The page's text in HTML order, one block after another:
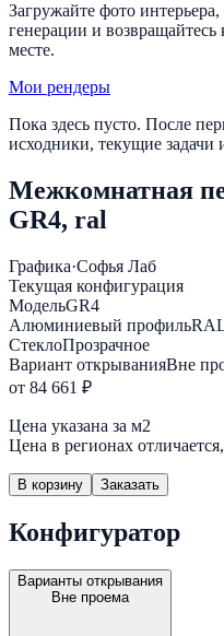
Загружайте фото
генерации и
месте.
Мои рендеры
Пока здесь пусто. После
исходники, текущие задачи
Межкомнатная
GR4, ral
Графика·Софья Лаб
Текущая конфигурация
МодельGR4
Алюминиевый профиль
СтеклоПрозрачное
Вариант открыванияВне
от 84 661 ₽
Цена указана за м2
Цена в регионах
В корзину Заказать
Конфигуратор
Варианты открывания
Вне проема